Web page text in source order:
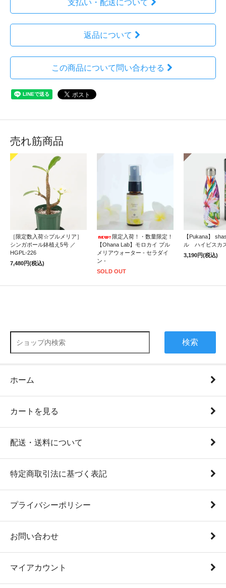
支払い・配送について
返品について
この商品について問い合わせる
売れ筋商品
［限定数入荷☆プルメリア］
シンガポール鉢植え5号 ／
HGPL-226
7,480円(税込)
限定入荷！・数量限定！
【Ohana Lab】モロカイ プル
メリアウォーター - セラダイ
ン -
SOLD OUT
【Pukana】
ル ハイビスカ
3,190円(税込)
検索
ホーム
カートを見る
配送・送料について
特定商取引法に基づく表記
プライバシーポリシー
お問い合わせ
マイアカウント